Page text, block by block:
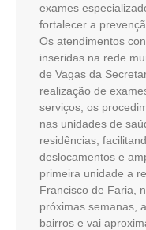
exames
fortalecer a
Os atendimentos
inseridas na rede
de Vagas da
realização de
serviços, os
nas unidades de
residências,
deslocamentos e
primeira unidade a
Francisco de Faria,
próximas semanas,
bairros e vai